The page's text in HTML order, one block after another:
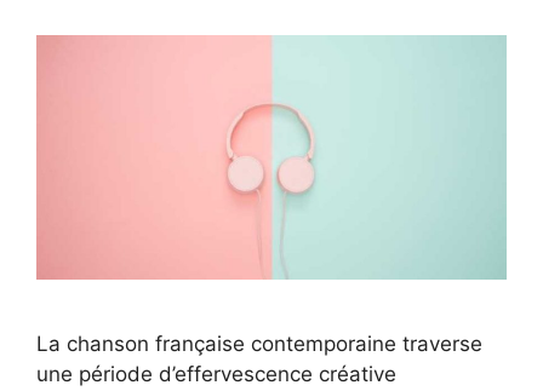
La chanson française contemporaine traverse
une période d’effervescence créative